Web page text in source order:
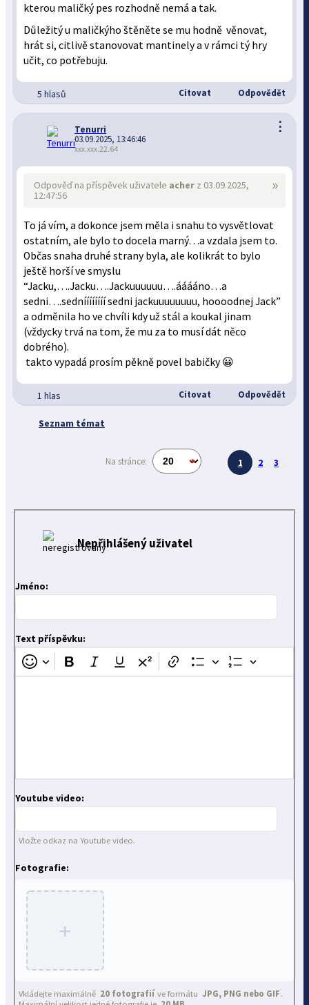
kterou maličký pes rozhodně nemá a tak.
Důležitý u maličkýho štěněte se mu hodně věnovat,
hrát si, citlivě stanovovat mantinely a v rámci tý hry
učit, co potřebuju.
5 hlasů Citovat Odpovědět
⋮
Tenurri
03.09.2025, 13:46:46
xxx.xxx.22.64
»
Odpověď na příspěvek uživatele acher z 03.09.2025,
12:47:56
To já vím, a dokonce jsem měla i snahu to vysvětlovat
ostatním, ale bylo to docela marný…a vzdala jsem to.
Občas snaha druhé strany byla, ale kolikrát to bylo
ještě horší ve smyslu
“Jacku,….Jacku….Jackuuuuuu….ááááno…a
sedni….sedníííííííí sedni jackuuuuuuuu, hoooodnej Jack”
a odměnila ho ve chvíli kdy už stál a koukal jinam
(vždycky trvá na tom, že mu za to musí dát něco
dobrého).
takto vypadá prosím pěkně povel babičky 😀
1 hlas Citovat Odpovědět
Seznam témat
Na stránce: 1 2 3
Nepřihlášený uživatel
Jméno:
Text příspěvku:
Youtube video:
Vložte odkaz na Youtube video.
Fotografie:
+
Vkládejte maximálně 20 fotografií ve formátu JPG, PNG nebo GIF .